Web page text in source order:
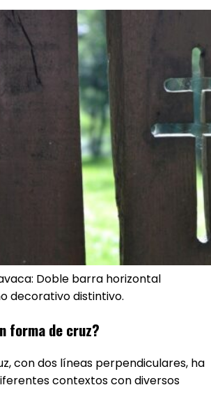
Doble barra horizontal
decorativo distintivo.
forma de cruz?
con dos líneas perpendiculares, ha
contextos con diversos